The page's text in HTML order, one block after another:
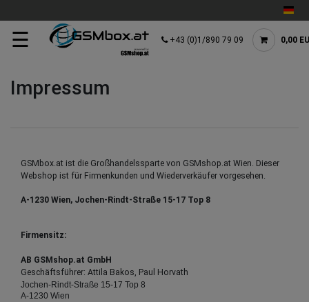
☰ +43 (0)1/890 79 09 0,00
Impressum
GSMbox.at ist die Großhandelssparte von GSMshop.at Wien. Dieser
Webshop ist für Firmenkunden und Wiederverkäufer vorgesehen.
A-1230 Wien, Jochen-Rindt-Straße 15-17 Top 8
Firmensitz:
AB GSMshop.at GmbH
Geschäftsführer: Attila Bakos, Paul Horvath
Jochen-Rindt-Straße 15-17 Top 8
A-1230 Wien